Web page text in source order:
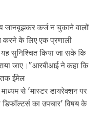
जानबूझकर कर्ज न चुकाने वालों
करने के लिए एक प्रणाली
सुनिश्चित किया जा सके कि
जाए।"आरबीआई ने कहा कि
तक ईमेल
से 'मास्टर डायरेक्शन पर
का उपचार' विषय के